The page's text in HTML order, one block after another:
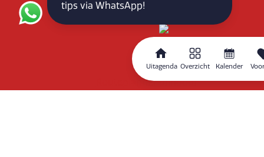
Uitagenda Overzicht Kalender
BTW : NL858760939B01
Routeplanner
tips via WhatsApp!